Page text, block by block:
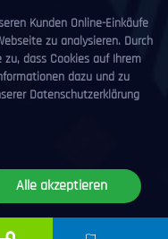
Kunden Online-Einkäufe
zu analysieren. Durch
dass Cookies auf Ihrem
dazu und zu
Datenschutzerklärung
Alle akzeptieren